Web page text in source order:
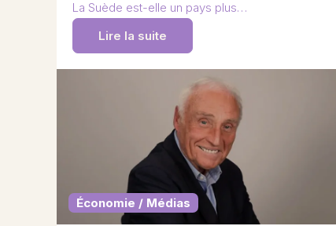
La Suède est-elle un pays plus…
Lire la suite
Économie / Médias